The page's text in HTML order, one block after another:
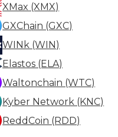
XMax (XMX)
GXChain (GXC)
WINk (WIN)
Elastos (ELA)
Waltonchain (WTC)
Kyber Network (KNC)
ReddCoin (RDD)